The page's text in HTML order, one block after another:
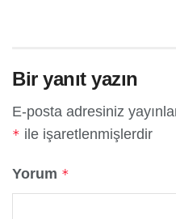
Bir yanıt yazın
E-posta adresiniz
* ile işaretlenmişlerdir
Yorum *